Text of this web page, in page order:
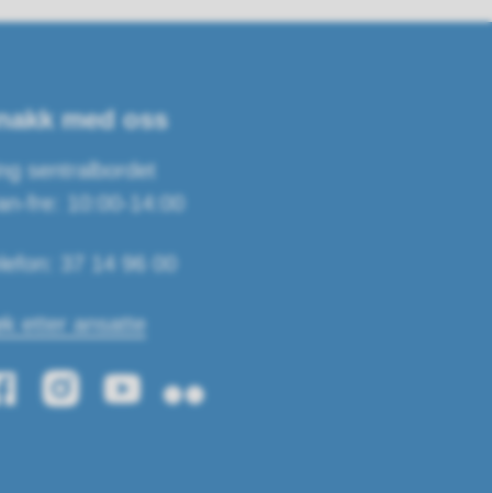
med oss
sentralbordet
fre: 10:00-14:00
37 14 96 00
etter ansatte